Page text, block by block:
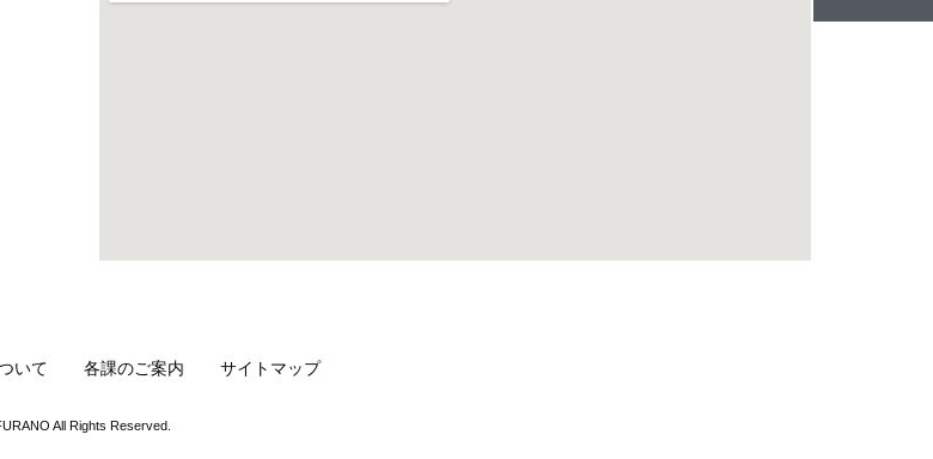
いて 各課のご案内 サイトマップ
All Rights Reserved.